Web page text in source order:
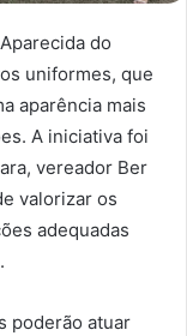
do
uniformes, que
aparência mais
A iniciativa foi
vereador Ber
valorizar os
adequadas
poderão atuar